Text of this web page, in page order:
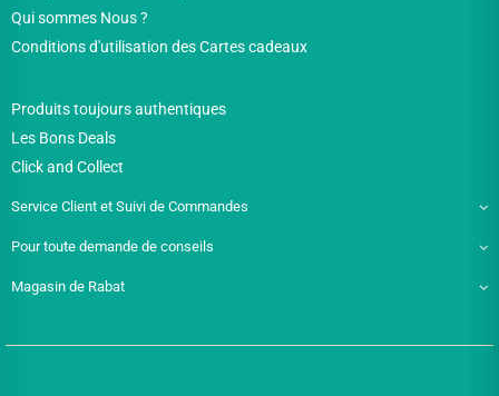
Qui sommes Nous ?
Conditions d'utilisation des Cartes cadeaux
Produits toujours authentiques
Les Bons Deals
Click and Collect
Service Client et Suivi de Commandes
Pour toute demande de conseils
Magasin de Rabat